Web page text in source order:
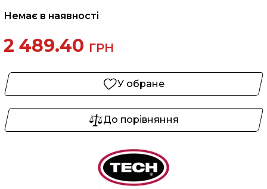
Немає в наявності
2 489.40 ГРН
У обране
До порівняння